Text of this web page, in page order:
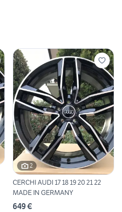
2
CERCHI AUDI 17 18 19 20 21 22
MADE IN GERMANY
649 €